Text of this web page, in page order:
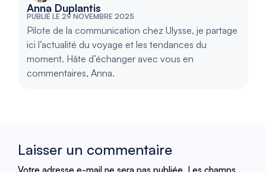
Anna Duplantis
PUBLIÉ LE 29 NOVEMBRE 2025
Pilote de la communication chez Ulysse, je partage
ici l’actualité du voyage et les tendances du
moment. Hâte d’échanger avec vous en
commentaires, Anna.
Laisser un commentaire